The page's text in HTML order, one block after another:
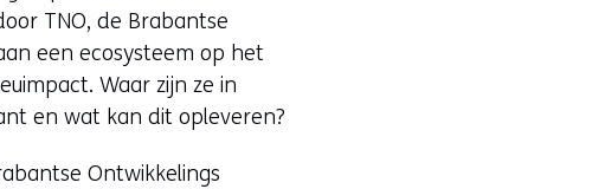
TNO, de Brabantse
een ecosysteem op het
Waar zijn ze in
en wat kan dit opleveren?
Ontwikkelings